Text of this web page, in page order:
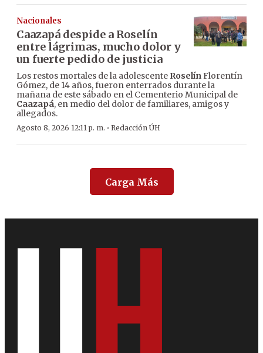
Nacionales
Caazapá despide a Roselín
entre lágrimas, mucho dolor y
un fuerte pedido de justicia
Los restos mortales de la adolescente RoselínFlorentín
Gómez, de 14 años, fueron enterrados durante la
mañana de este sábado en el Cementerio Municipal de
Caazapá, en medio del dolor de familiares, amigos y
allegados.
Agosto 8, 2026 12:11 p. m. · Redacción ÚH
Carga Más